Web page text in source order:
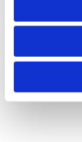
ZONDAG